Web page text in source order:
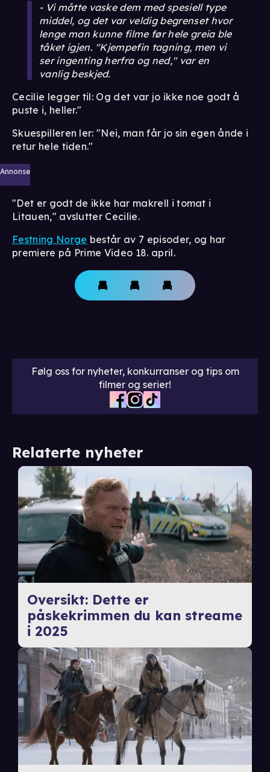
- Vi måtte vaske dem med spesiell type
middel, og det var veldig begrenset hvor
lenge man kunne filme før hele greia ble
tåket igjen. "Kjempefin tagning, men vi
ser ingenting herfra og ned," var en
vanlig beskjed.
Cecilie legger til: Og det var jo ikke noe godt å
puste i, heller."
Skuespilleren ler: "Nei, man får jo sin egen ånde i
retur hele tiden."
Annonse
"Det er godt de ikke har makrell i tomat i
Litauen," avslutter Cecilie.
Festning Norge består av 7 episoder, og har
premiere på Prime Video 18. april.
Følg oss for nyheter, konkurranser og tips om
filmer og serier!
Relaterte nyheter
Oversikt: Dette er
påskekrimmen du kan streame
i 2025